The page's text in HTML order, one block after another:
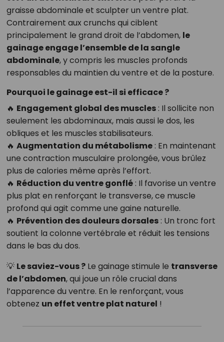
graisse abdominale et sculpter un ventre plat.
Contrairement aux crunchs qui ciblent
principalement le grand droit de l’abdomen, le
gainage engage l’ensemble de la sangle
abdominale, y compris les muscles profonds
responsables du maintien du ventre et de la posture.
Pourquoi le gainage est-il si efficace ?
🔥 Engagement global des muscles: Il sollicite non
seulement les abdominaux, mais aussi le dos, les
obliques et les muscles stabilisateurs.
🔥 Augmentation du métabolisme: En maintenant
une contraction musculaire prolongée, vous brûlez
plus de calories même après l’effort.
🔥 Réduction du ventre gonflé: Il favorise un ventre
plus plat en renforçant le transverse, ce muscle
profond qui agit comme une gaine naturelle.
🔥 Prévention des douleurs dorsales: Un tronc fort
soutient la colonne vertébrale et réduit les tensions
dans le bas du dos.
💡 Le saviez-vous ?Le gainage stimule le transverse
de l’abdomen, qui joue un rôle crucial dans
l’apparence du ventre. En le renforçant, vous
obtenez un effet ventre plat naturel !